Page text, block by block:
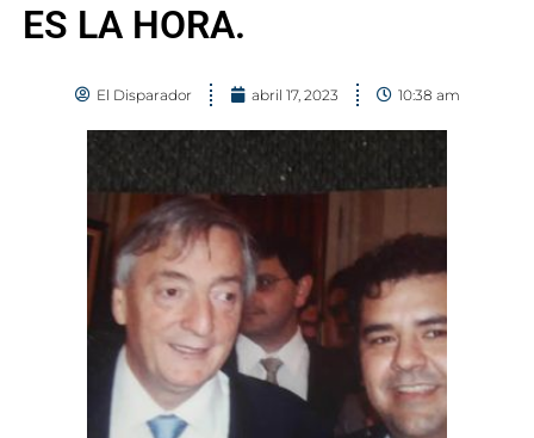
ES LA HORA.
El Disparador abril 17, 2023 10:38 am